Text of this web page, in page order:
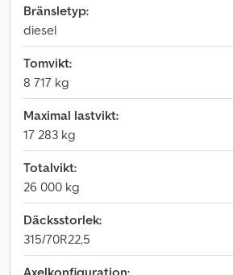
Bränsletyp:
diesel
Tomvikt:
8 717 kg
Maximal lastvikt:
17 283 kg
Totalvikt:
26 000 kg
Däcksstorlek:
315/70R22,5
Axelkonfiguration: